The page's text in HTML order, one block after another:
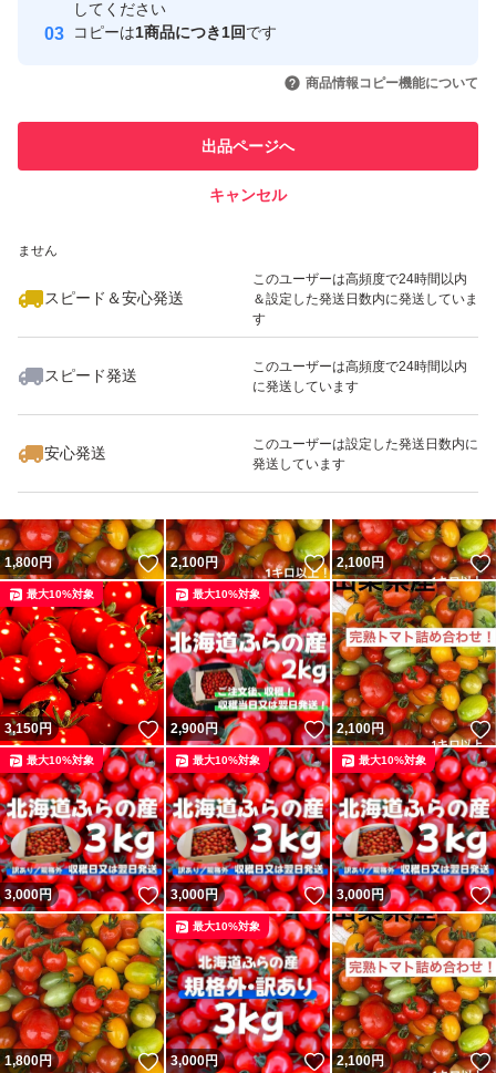
ヤマト便をご希望の方はご購入前にお知らせください。
発送が土日になる場合は都合によりヤマト便へ変更する場
合がございます。
〈保存方法、賞味期限〉
賞味期限・冬春は常温で10日〜2週間、夏季で1週間〜10
日が目安ですが冷蔵保存でより日持ちします。
す。
いただける方のご購入をお願いします。
受取時に破損が酷い場合は補償対象になりますのでお取引
完了前にご連絡ください。
作業中はご連絡が遅くなる場合がございますのでご理解、
ご了承の程よろしくお願い致します。
お取引中は無言でも大丈夫です。
その他質問等があればお気軽にコメント下さい。
どうぞ宜しくお願い致します。
取引実績
引を完了させた実績があります
での取引実績があります
ません
スピード＆安心発送
このユーザーは高頻度で24時間以内
＆設定した発送日数内に発送していま
す
スピード発送
このユーザーは高頻度で24時間以内
に発送しています
安心発送
このユーザーは設定した発送日数内に
発送しています
してください
コピーは1商品につき1回です
商品情報コピー機能について
出品ページへ
キャンセル
いいね！
3,150
1,800円 いいね！
2,100円 いいね！
2,100円
3,150円 いいね！
最大10%対象
2,900円 いいね！
最大10%対象
2,100円
3,000円 いいね！
最大10%対象
3,000円 いいね！
最大10%対象
3,000円
最大10%対象
1,800円 いいね！
3,000円 いいね！
最大10%対象
2,100円